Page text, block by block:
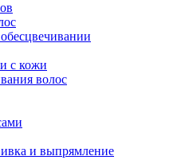
с кожи
волос
и выпрямление